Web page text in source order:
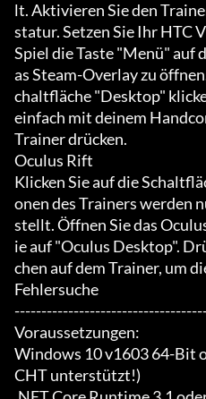
lt. Aktivieren Sie den
statur. Setzen Sie Ihr HTC
Spiel die Taste "Menü" auf
as Steam-Overlay zu
chaltfläche "Desktop"
einfach mit deinem
Trainer drücken.
Oculus Rift
Klicken Sie auf die
onen des Trainers werden
stellt. Öffnen Sie das
ie auf "Oculus Desktop".
chen auf dem Trainer, um
Fehlersuche
Voraussetzungen:
Windows 10 v1603 64-Bit
CHT unterstützt!)